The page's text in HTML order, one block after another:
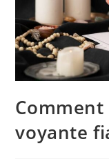
voyante